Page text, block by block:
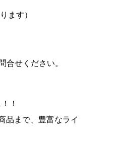
す）
せください。
！
品まで、豊富なライ